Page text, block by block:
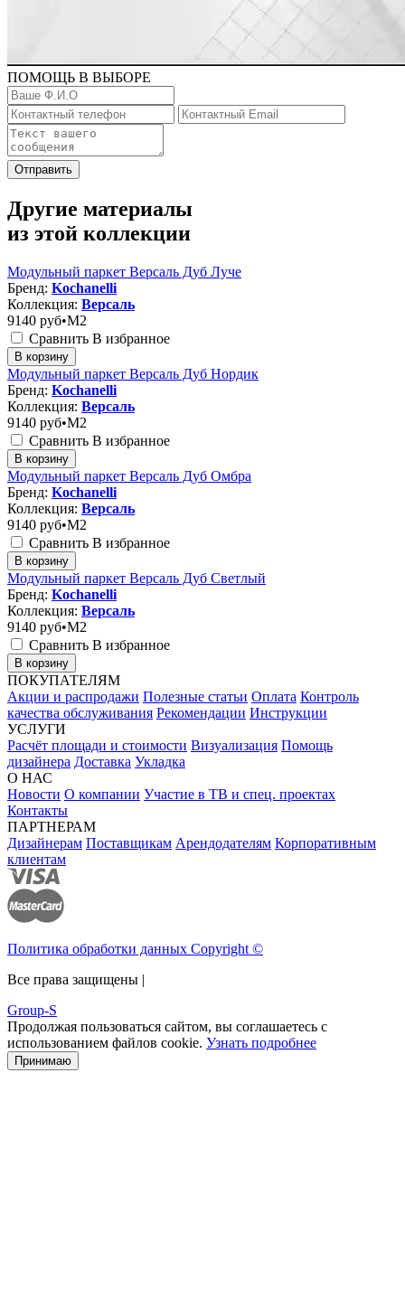
ПОМОЩЬ В ВЫБОРЕ
Отправить
Другие материалы
из этой коллекции
Модульный паркет Версаль Дуб Луче
Бренд: Kochanelli
Коллекция: Версаль
9140 руб•M2
Сравнить В избранное
В корзину
Модульный паркет Версаль Дуб Нордик
Бренд: Kochanelli
Коллекция: Версаль
9140 руб•M2
Сравнить В избранное
В корзину
Модульный паркет Версаль Дуб Омбра
Бренд: Kochanelli
Коллекция: Версаль
9140 руб•M2
Сравнить В избранное
В корзину
Модульный паркет Версаль Дуб Светлый
Бренд: Kochanelli
Коллекция: Версаль
9140 руб•M2
Сравнить В избранное
В корзину
ПОКУПАТЕЛЯМ
Акции и распродажи Полезные статьи Оплата Контроль
качества обслуживания Рекомендации Инструкции
УСЛУГИ
Расчёт площади и стоимости Визуализация Помощь
дизайнера Доставка Укладка
О НАС
Новости О компании Участие в ТВ и спец. проектах
Контакты
ПАРТНЕРАМ
Дизайнерам Поставщикам Арендодателям Корпоративным
клиентам
Политика обработки данных Copyright ©
Все права защищены |
Group-S
Продолжая пользоваться сайтом, вы соглашаетесь с
использованием файлов cookie. Узнать подробнее
Принимаю